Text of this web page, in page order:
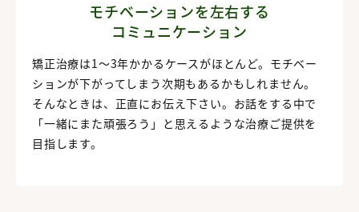
モチベーションを左右する
コミュニケーション
矯正治療は1〜3年かかるケースがほとんど。モチベー
ションが下がってしまう次期もあるかもしれません。
そんなときは、正直にお伝え下さい。お話をする中で
「一緒にまた頑張ろう」と思えるような治療ご提供を
目指します。